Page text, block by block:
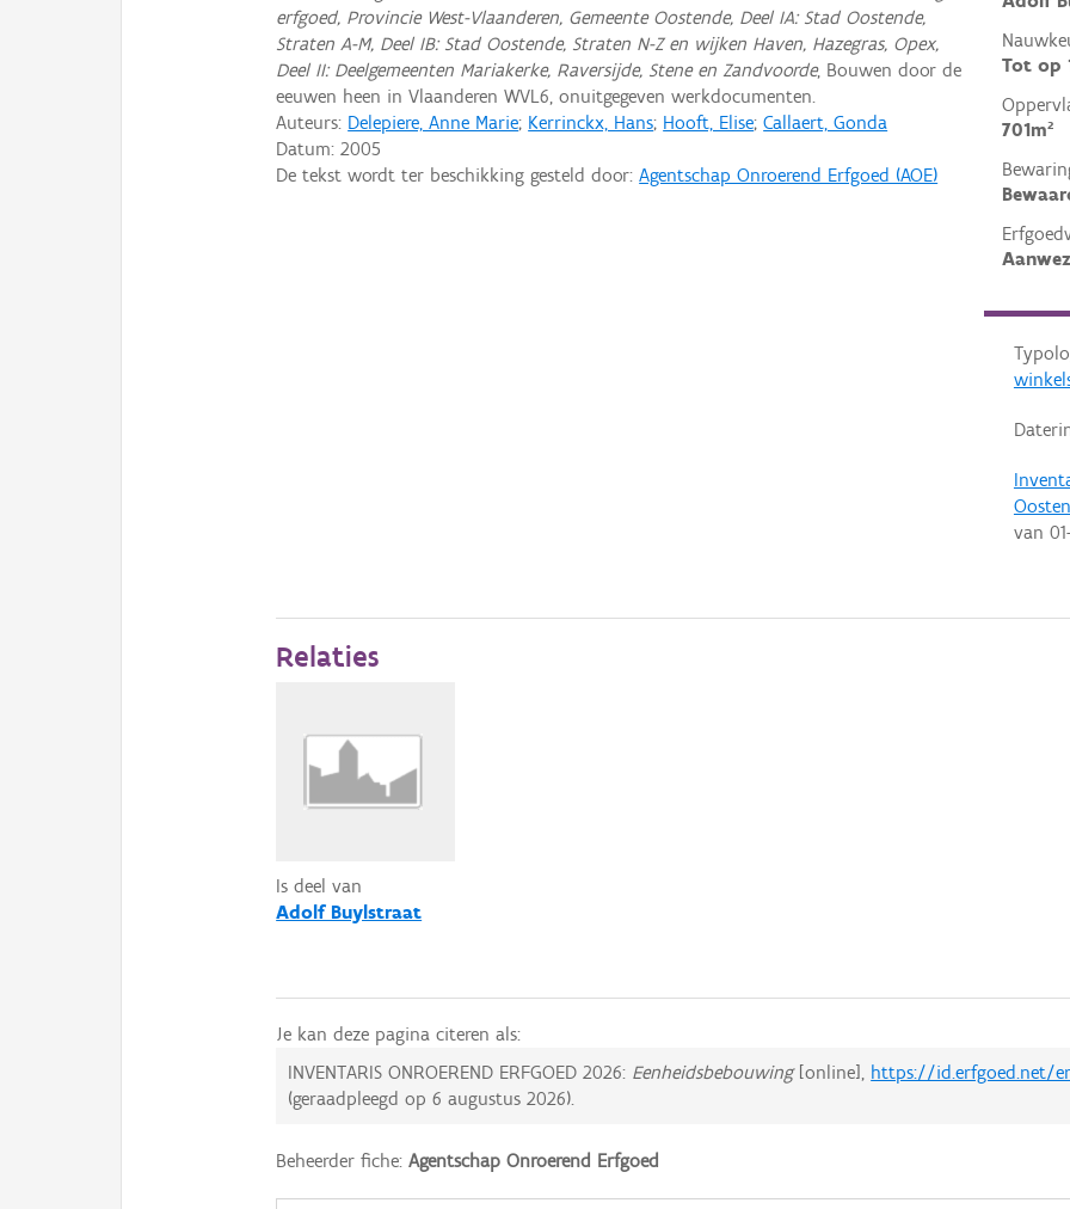
Tot op
701m²
van
erfgoed, Provincie West-Vlaanderen, Gemeente Oostende, Deel IA: Stad Oostende,
Straten A-M, Deel IB: Stad Oostende, Straten N-Z en wijken Haven, Hazegras, Opex,
Deel II: Deelgemeenten Mariakerke, Raversijde, Stene en Zandvoorde, Bouwen door de
eeuwen heen in Vlaanderen WVL6, onuitgegeven werkdocumenten.
Auteurs: Delepiere, Anne Marie; Kerrinckx, Hans; Hooft, Elise;Callaert, Gonda
Datum:2005
De tekst wordt ter beschikking gesteld door:Agentschap Onroerend Erfgoed (AOE)
Relaties
Is deel van
Adolf Buylstraat
Je kan deze pagina citeren als:
INVENTARIS ONROEREND ERFGOED 2026: Eenheidsbebouwing[online], https://id.erfgoed.net/
(geraadpleegd op6 augustus 2026).
Beheerder fiche:Agentschap Onroerend Erfgoed